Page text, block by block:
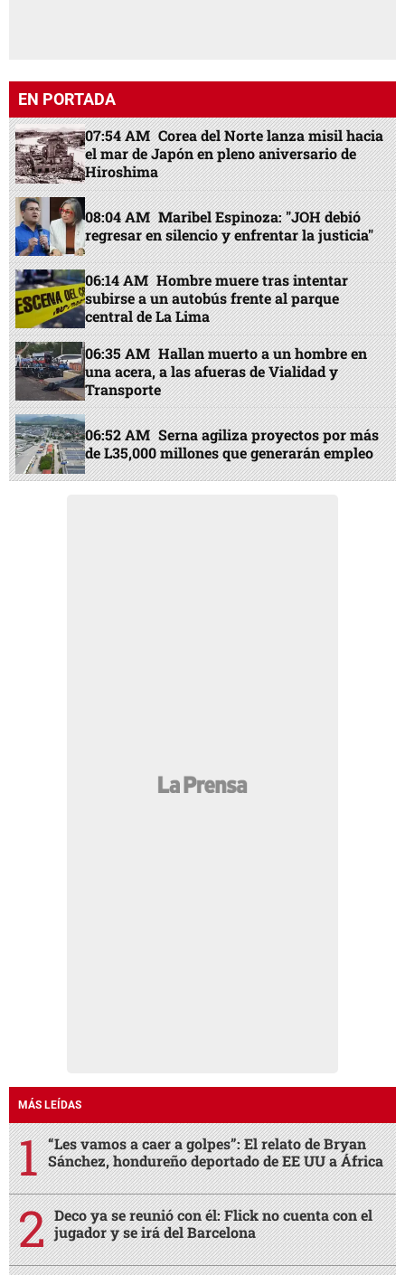
EN PORTADA
07:54 AM Corea del Norte lanza misil hacia
el mar de Japón en pleno aniversario de
Hiroshima
08:04 AM Maribel Espinoza: "JOH debió
regresar en silencio y enfrentar la justicia"
06:14 AM Hombre muere tras intentar
subirse a un autobús frente al parque
central de La Lima
06:35 AM Hallan muerto a un hombre en
una acera, a las afueras de Vialidad y
Transporte
06:52 AM Serna agiliza proyectos por más
de L35,000 millones que generarán empleo
MÁS LEÍDAS
“Les vamos a caer a golpes”: El relato de Bryan
Sánchez, hondureño deportado de EE UU a África
Deco ya se reunió con él: Flick no cuenta con el
jugador y se irá del Barcelona